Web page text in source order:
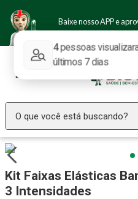
Baixe nosso APP e
ofertas.
O que você está buscando?
Kit Faixas Elásticas
3 Intensidades
2º Fralda Geriatrica